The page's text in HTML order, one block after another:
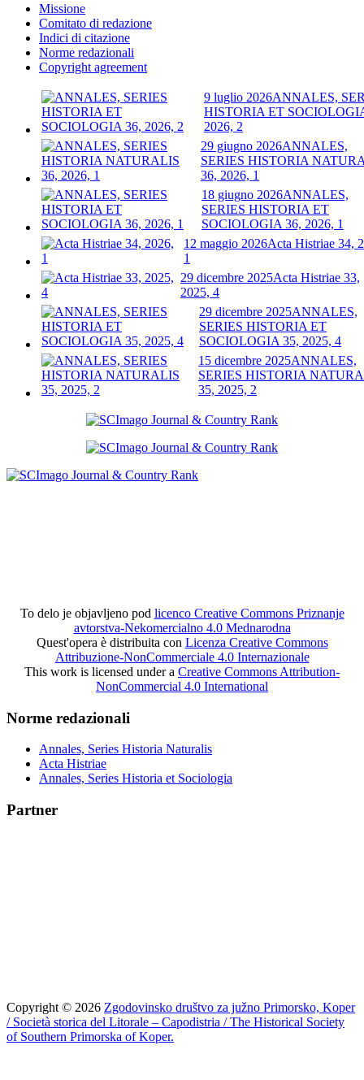
Missione
Comitato di redazione
Indici di citazione
Norme redazionali
Copyright agreement
9 luglio 2026ANNALES,
HISTORIA ET
2026, 2
29 giugno 2026ANNALES,
SERIES HISTORIA
36, 2026, 1
18 giugno 2026ANNALES,
SERIES HISTORIA ET
SOCIOLOGIA 36, 2026, 1
12 maggio 2026Acta Histriae 34,
1
29 dicembre 2025Acta Histriae 33,
2025, 4
29 dicembre 2025ANNALES,
SERIES HISTORIA ET
SOCIOLOGIA 35, 2025, 4
15 dicembre 2025ANNALES,
SERIES HISTORIA
35, 2025, 2
To delo je objavljeno pod licenco Creative Commons Priznanje
avtorstva-Nekomercialno 4.0 Mednarodna
Quest'opera è distribuita con Licenza Creative Commons
Attribuzione-NonCommerciale 4.0 Internazionale
This work is licensed under a Creative Commons Attribution-
NonCommercial 4.0 International
Norme redazionali
Annales, Series Historia Naturalis
Acta Histriae
Annales, Series Historia et Sociologia
Partner
Copyright © 2026 Zgodovinsko društvo za južno Primorsko, Koper
/ Società storica del Litorale – Capodistria / The Historical Society
of Southern Primorska of Koper.